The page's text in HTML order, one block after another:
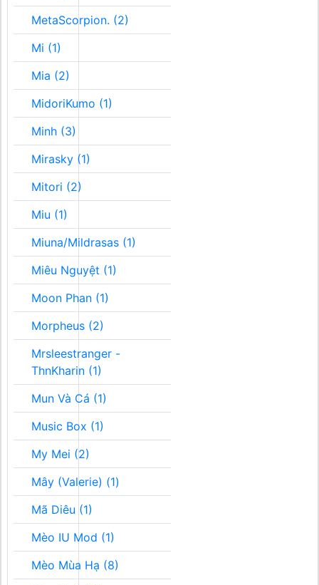
MetaScorpion. (2)
Mi (1)
Mia (2)
MidoriKumo (1)
Minh (3)
Mirasky (1)
Mitori (2)
Miu (1)
Miuna/Mildrasas (1)
Miêu Nguyệt (1)
Moon Phan (1)
Morpheus (2)
Mrsleestranger -
ThnKharin (1)
Mun Và Cá (1)
Music Box (1)
My Mei (2)
Mây (Valerie) (1)
Mã Diêu (1)
Mèo IU Mod (1)
Mèo Mùa Hạ (8)